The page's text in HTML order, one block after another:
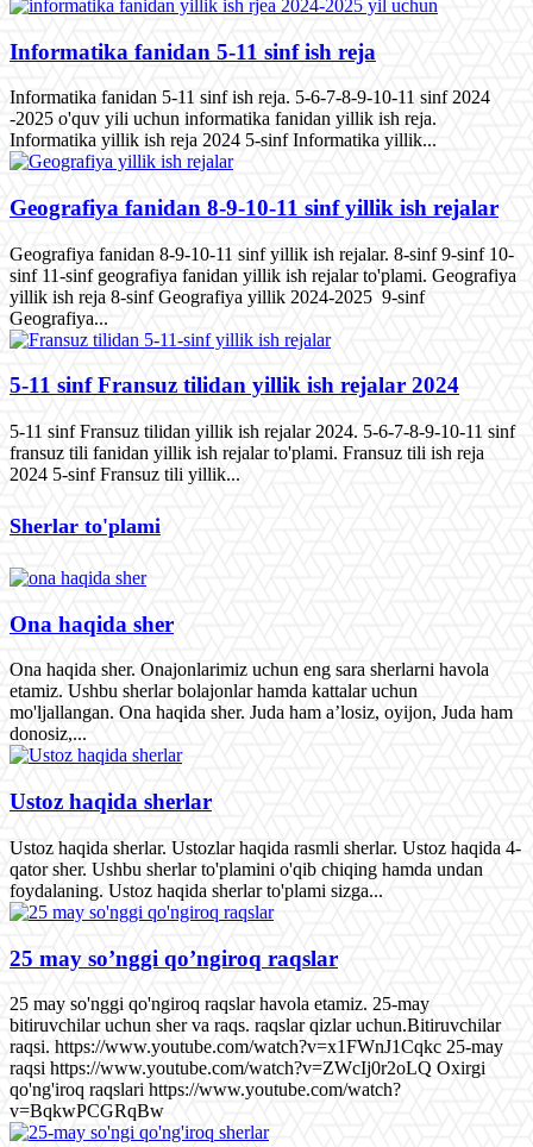
Informatika fanidan 5-11 sinf ish reja
Informatika fanidan 5-11 sinf ish reja. 5-6-7-8-9-10-11 sinf 2024
-2025 o'quv yili uchun informatika fanidan yillik ish reja.
Informatika yillik ish reja 2024 5-sinf Informatika yillik...
Geografiya fanidan 8-9-10-11 sinf yillik ish rejalar
Geografiya fanidan 8-9-10-11 sinf yillik ish rejalar. 8-sinf 9-sinf 10-
sinf 11-sinf geografiya fanidan yillik ish rejalar to'plami. Geografiya
yillik ish reja 8-sinf Geografiya yillik 2024-2025 9-sinf
Geografiya...
5-11 sinf Fransuz tilidan yillik ish rejalar 2024
5-11 sinf Fransuz tilidan yillik ish rejalar 2024. 5-6-7-8-9-10-11 sinf
fransuz tili fanidan yillik ish rejalar to'plami. Fransuz tili ish reja
2024 5-sinf Fransuz tili yillik...
Sherlar to'plami
Ona haqida sher
Ona haqida sher. Onajonlarimiz uchun eng sara sherlarni havola
etamiz. Ushbu sherlar bolajonlar hamda kattalar uchun
mo'ljallangan. Ona haqida sher. Juda ham a’losiz, oyijon, Juda ham
donosiz,...
Ustoz haqida sherlar
Ustoz haqida sherlar. Ustozlar haqida rasmli sherlar. Ustoz haqida 4-
qator sher. Ushbu sherlar to'plamini o'qib chiqing hamda undan
foydalaning. Ustoz haqida sherlar to'plami sizga...
25 may so’nggi qo’ngiroq raqslar
25 may so'nggi qo'ngiroq raqslar havola etamiz. 25-may
bitiruvchilar uchun sher va raqs. raqslar qizlar uchun.Bitiruvchilar
raqsi. https://www.youtube.com/watch?v=x1FWnJ1Cqkc 25-may
raqsi https://www.youtube.com/watch?v=ZWcIj0r2oLQ Oxirgi
qo'ng'iroq raqslari https://www.youtube.com/watch?
v=BqkwPCGRqBw